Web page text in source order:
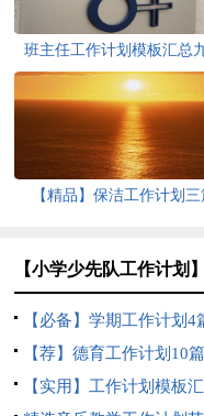
班主任工作计划模板汇总
【精品】保洁工作计划三
【小学少先队工作计划
【必备】学期工作计划4
【荐】德育工作计划10篇
【实用】工作计划模板